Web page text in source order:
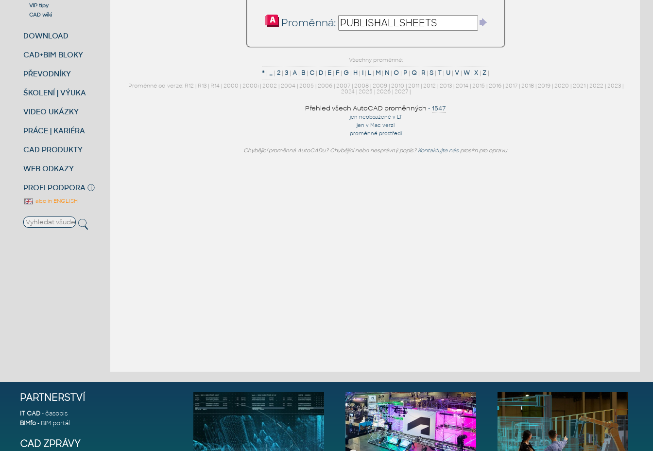
VIP tipy
CAD wiki
DOWNLOAD
CAD+BIM BLOKY
PŘEVODNÍKY
ŠKOLENÍ | VÝUKA
VIDEO UKÁZKY
PRÁCE | KARIÉRA
CAD PRODUKTY
WEB ODKAZY
PROFI PODPORA ⓘ
also in ENGLISH
Proměnná:
Všechny proměnné:
* | _ |2 |3 |A | B |C | D | E | F|G | H | I | L | M | N |O | P |Q | R |S |T | U |V |W |X |Z |
Proměnné od verze: R12 | R13| R14| 2000 | 2000i| 2002 | 2004| 2005 | 2006| 2007| 2008| 2009| 2010 | 2011| 2012 | 2013| 2014| 2015 | 2016| 2017| 2018| 2019| 2020 | 2021| 2022 | 2023|
2024| 2025 | 2026| 2027|
Přehled všech AutoCAD proměnných -1547
jen neobsažené v LT
jen v Mac verzi
proměnné prostředí
Chybějící proměnná AutoCADu? Chybějící nebo nesprávný popis? Kontaktujte násprosím pro opravu.
PARTNERSTVÍ
IT CAD- časopis
BIMfo- BIM portál
CAD ZPRÁVY